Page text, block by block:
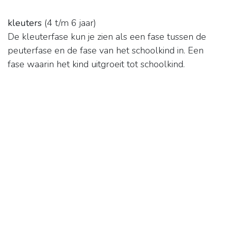
kleuters (4 t/m 6 jaar)
De kleuterfase kun je zien als een fase tussen de
peuterfase en de fase van het schoolkind in. Een
fase waarin het kind uitgroeit tot schoolkind.